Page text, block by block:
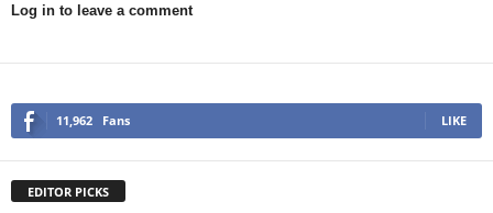
Log in to leave a comment
11,962 Fans LIKE
EDITOR PICKS